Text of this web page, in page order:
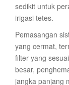
sedikit untuk
irigasi tetes.
Pemasangan
yang cermat,
filter yang
besar,
jangka panjang